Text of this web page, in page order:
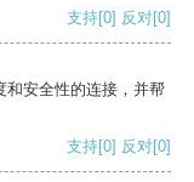
支持[0] 反对[0]
和安全性的连接，并帮
支持[0] 反对[0]